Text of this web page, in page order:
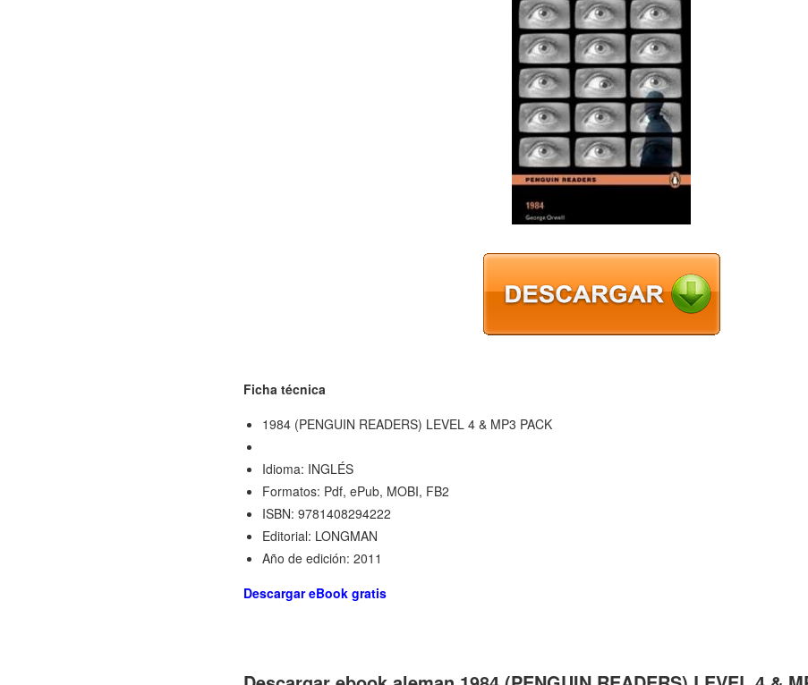
Ficha técnica
1984 (PENGUIN READERS) LEVEL 4 & MP3 PACK
Idioma: INGLÉS
Formatos: Pdf, ePub, MOBI, FB2
ISBN: 9781408294222
Editorial: LONGMAN
Año de edición: 2011
Descargar eBook gratis